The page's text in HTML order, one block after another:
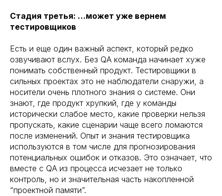
Стадия третья: …может уже вернем
тестировщиков
Есть и еще один важный аспект, который редко
озвучивают вслух. Без QA команда начинает хуже
понимать собственный продукт. Тестировщики в
сильных проектах это не наблюдатели снаружи, а
носители очень плотного знания о системе. Они
знают, где продукт хрупкий, где у команды
исторически слабое место, какие проверки нельзя
пропускать, какие сценарии чаще всего ломаются
после изменений. Опыт и знания тестировщика
используются в том числе для прогнозирования
потенциальных ошибок и отказов. Это означает, что
вместе с QA из процесса исчезает не только
контроль, но и значительная часть накопленной
“проектной памяти”.